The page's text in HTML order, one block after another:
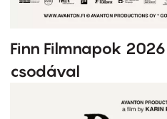
Finn Filmnapok
csodával